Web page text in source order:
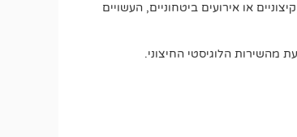
או אירועים ביטחוניים, העשויים
הלוגיסטי החיצוני.